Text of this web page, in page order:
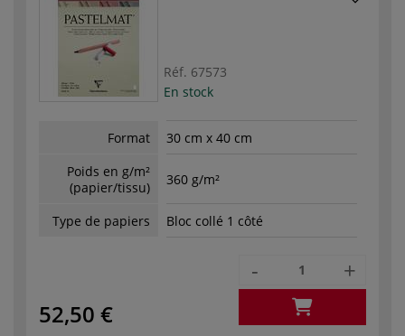
Réf. 67573
En stock
Format
30 cm x 40 cm
Poids en g/m²
(papier/tissu)
360 g/m²
Type de papiers Bloc collé 1 côté
52,50 €
- +